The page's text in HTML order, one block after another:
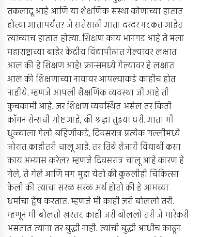
तकलादू आहे आणि या शैक्षणिक संस्था कोणाच्या हातात
होत्या आत्तापर्यंत? जे सत्तेसाठी आता दरदर भटकत आहेत
त्यांच्याच हातात होत्या. शिक्षण काय भानगड आहे ते मला
महाराष्ट्राच्या बाहेर केंद्रीय विद्यापीठात गेल्यावर लक्षात
आलं की हे शिक्षण आहे! फ्रान्समध्ये गेल्यावर हे लक्षात
आलं की शिक्षणाच्या नावावर आपल्याकडे काहीच होत
नाहीये. म्हणजे आपली शैक्षणिक व्यवस्था जी आहे ती
कुचकामी आहे. जर शिक्षण व्यवस्थित असेल तर किती
कॉमन सेन्सची गोष्ट आहे, की श्रद्धा तुझ्या घरी. आता मी
धुळ्याला गेलो बहिणीकडे, दिवसरात्र प्रत्येक गल्लीमध्ये
जोरात काहीतरी चालू आहे. तर तिथे शेजारी विद्यार्थी कसा
काय अभ्यास करेल? म्हणजे दिवसरात्र चालू आहे कारण हे
गेले, ते गेले आणि मग मुद्दा येतो की कुठलीही चिकित्सा
केली की त्याचा सरळ सरळ अर्थ होतो की हे आमच्या
धर्माचा द्वेष करतात. म्हणजे मी काही जरी बोललो तरी.
म्हणून मी बोलतो खरंतर. काही जरी बोललो तरी जे मारेकरी
असतात त्यांना तर बुद्धी नाही. त्यांची बुद्धी आधीच काढून